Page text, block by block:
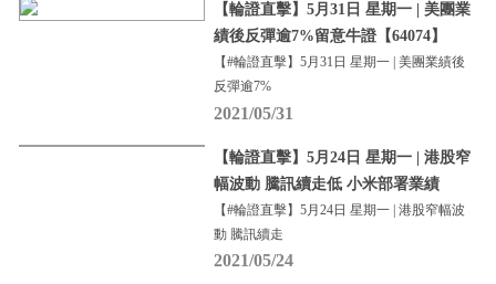
【輪證直擊】5月31日 星期一 | 美團業
績後反彈逾7%留意牛證【64074】
【#輪證直擊】5月31日 星期一 | 美團業績後
反彈逾7%
2021/05/31
【輪證直擊】5月24日 星期一 | 港股窄
幅波動 騰訊續走低 小米部署業績
【#輪證直擊】5月24日 星期一 | 港股窄幅波
動 騰訊續走
2021/05/24